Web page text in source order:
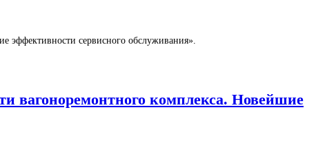
эффективности сервисного обслуживания».
вагоноремонтного комплекса. Новейшие